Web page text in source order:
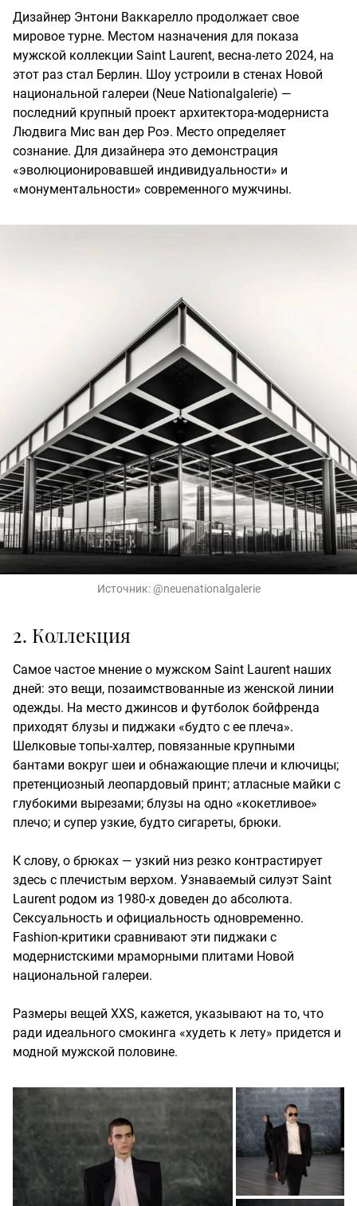
Дизайнер Энтони Ваккарелло продолжает свое
мировое турне. Местом назначения для показа
мужской коллекции Saint Laurent, весна-лето 2024, на
этот раз стал Берлин. Шоу устроили в стенах Новой
национальной галереи (Neue Nationalgalerie) —
последний крупный проект архитектора-модерниста
Людвига Мис ван дер Роэ. Место определяет
сознание. Для дизайнера это демонстрация
«эволюционировавшей индивидуальности» и
«монументальности» современного мужчины.
Источник: @neuenationalgalerie
2. Коллекция
Самое частое мнение о мужском Saint Laurent наших
дней: это вещи, позаимствованные из женской линии
одежды. На место джинсов и футболок бойфренда
приходят блузы и пиджаки «будто с ее плеча».
Шелковые топы-халтер, повязанные крупными
бантами вокруг шеи и обнажающие плечи и ключицы;
претенциозный леопардовый принт; атласные майки с
глубокими вырезами; блузы на одно «кокетливое»
плечо; и супер узкие, будто сигареты, брюки.
К слову, о брюках — узкий низ резко контрастирует
здесь с плечистым верхом. Узнаваемый силуэт Saint
Laurent родом из 1980-х доведен до абсолюта.
Сексуальность и официальность одновременно.
Fashion-критики сравнивают эти пиджаки с
модернистскими мраморными плитами Новой
национальной галереи.
Размеры вещей XXS, кажется, указывают на то, что
ради идеального смокинга «худеть к лету» придется и
модной мужской половине.